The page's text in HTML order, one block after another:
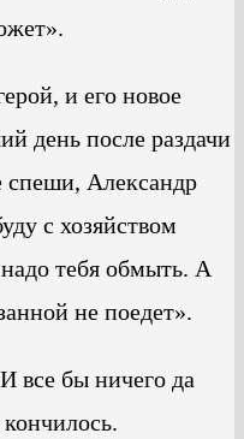
и его новое
день после раздачи
спеши, Александр
с хозяйством
тебя обмыть. А
не поедет».
бы ничего да